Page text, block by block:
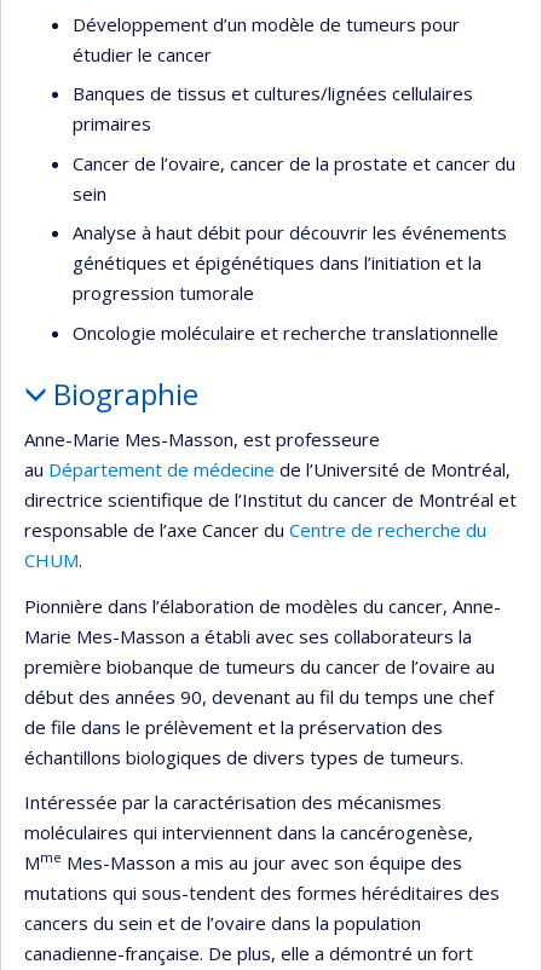
Développement d’un modèle de tumeurs pour
étudier le cancer
Banques de tissus et cultures/lignées cellulaires
primaires
Cancer de l’ovaire, cancer de la prostate et cancer du
sein
Analyse à haut débit pour découvrir les événements
génétiques et épigénétiques dans l’initiation et la
progression tumorale
Oncologie moléculaire et recherche translationnelle
Biographie
Anne-Marie Mes-Masson, est professeure
au Département de médecine de l’Université de Montréal,
directrice scientifique de l’Institut du cancer de Montréal et
responsable de l’axe Cancer du Centre de recherche du
CHUM.
Pionnière dans l’élaboration de modèles du cancer, Anne-
Marie Mes-Masson a établi avec ses collaborateurs la
première biobanque de tumeurs du cancer de l’ovaire au
début des années 90, devenant au fil du temps une chef
de file dans le prélèvement et la préservation des
échantillons biologiques de divers types de tumeurs.
Intéressée par la caractérisation des mécanismes
moléculaires qui interviennent dans la cancérogenèse,
Mme Mes-Masson a mis au jour avec son équipe des
mutations qui sous-tendent des formes héréditaires des
cancers du sein et de l’ovaire dans la population
canadienne-française. De plus, elle a démontré un fort